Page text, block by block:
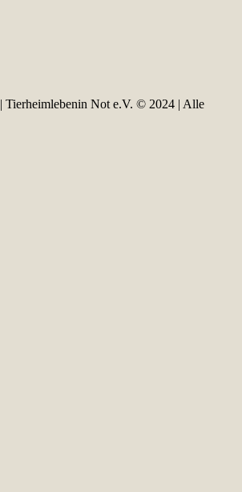
| Tierheimlebenin Not e.V. © 2024 | Alle